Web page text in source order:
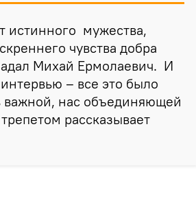
истинного мужества,
чувства добра
Михай Ермолаевич. И
– все это было
важной, нас объединяющей
рассказывает